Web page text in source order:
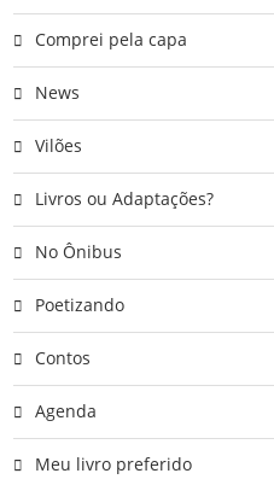
Comprei pela capa
News
Vilões
Livros ou Adaptações?
No Ônibus
Poetizando
Contos
Agenda
Meu livro preferido